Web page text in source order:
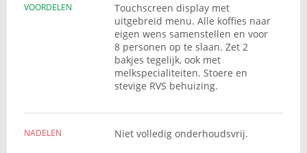
VOORDELEN
Touchscreen display met
uitgebreid menu. Alle koffies naar
eigen wens samenstellen en voor
8 personen op te slaan. Zet 2
bakjes tegelijk, ook met
melkspecialiteiten. Stoere en
stevige RVS behuizing.
NADELEN Niet volledig onderhoudsvrij.